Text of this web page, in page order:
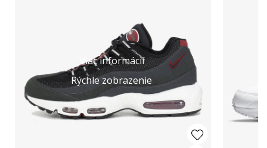
Viac informácií
Rýchle zobrazenie